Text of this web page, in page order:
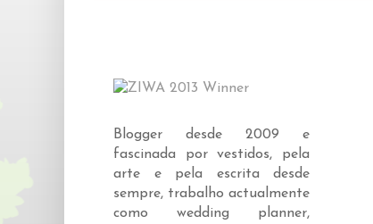
Blogger desde 2009 e
fascinada por vestidos, pela
arte e pela escrita desde
sempre, trabalho actualmente
como wedding planner,